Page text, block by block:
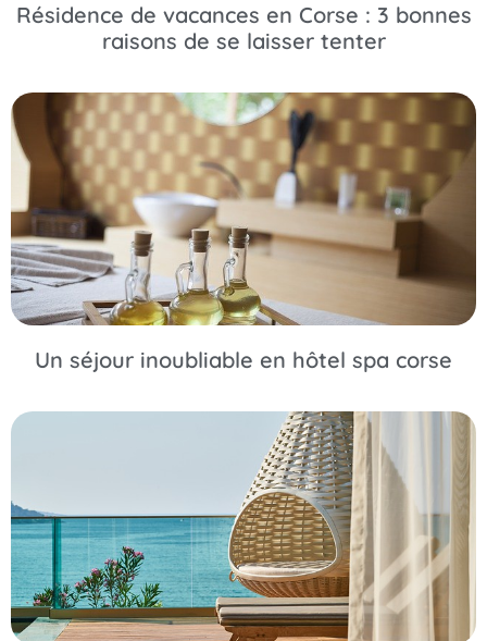
Résidence de vacances en Corse : 3 bonnes
raisons de se laisser tenter
Un séjour inoubliable en hôtel spa corse